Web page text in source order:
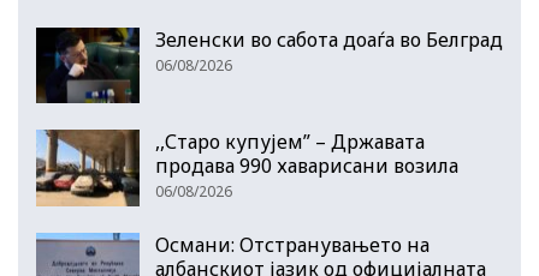
Зеленски во сабота доаѓа во Белград
06/08/2026
,,Старо купујем” – Државата
продава 990 хаварисани возила
06/08/2026
Османи: Отстранувањето на
албанскиот јазик од официјалната